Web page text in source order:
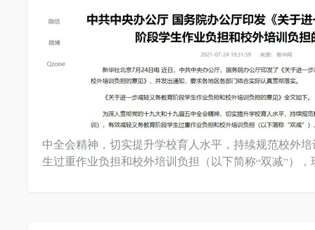
中全会精神，切实提升学校育人水平，持续规范校外
生过重作业负担和校外培训负担（以下简称“双减”）